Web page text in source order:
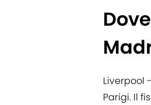
Liverpool
Parigi. Il